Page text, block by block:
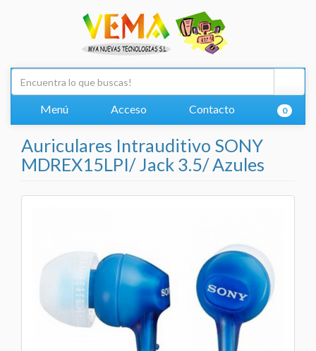
Menú Acceso Contacto 0
Auriculares Intrauditivo SONY
MDREX15LPI/ Jack 3.5/ Azules